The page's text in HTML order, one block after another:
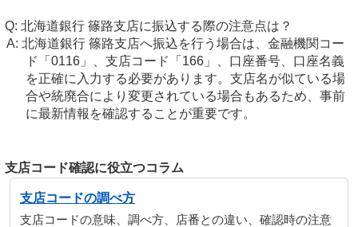
北海道銀行 篠路支店に振込する際の注意点は？
北海道銀行 篠路支店へ振込を行う場合は、金融機関コー
ド「0116」、支店コード「166」、口座番号、口座名義
を正確に入力する必要があります。支店名が似ている場
合や統廃合により変更されている場合もあるため、事前
に最新情報を確認することが重要です。
支店コード確認に役立つコラム
支店コードの調べ方
支店コードの意味、調べ方、店番との違い、確認時の注意